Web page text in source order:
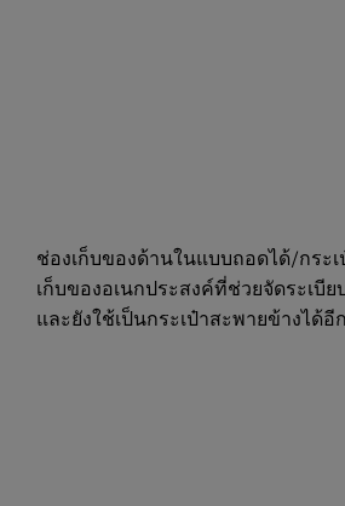
ช่องเก็บของด้านในแบบถอดได้/กระ
เก็บของอเนกประสงค์ที่ช่วยจัดระเบี
และยังใช้เป็นกระเป๋าสะพายข้างได้อี